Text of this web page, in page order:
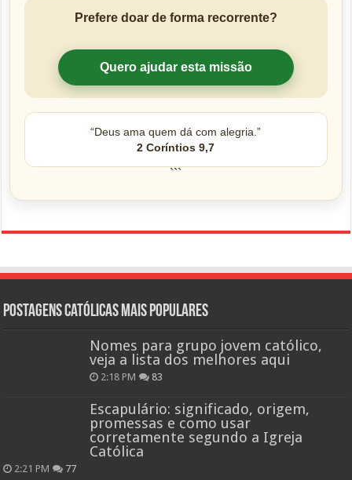
Prefere doar de forma recorrente?
Quero ajudar esta missão
“Deus ama quem dá com alegria.”
2 Coríntios 9,7
```
Postagens católicas mais Populares
Nomes para grupo jovem católico,
veja a lista dos melhores aqui
2:18 PM 83
Escapulário: significado, origem,
promessas e como usar
corretamente segundo a Igreja
Católica
2:21 PM 77